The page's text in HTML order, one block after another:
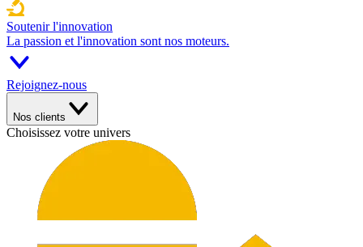
Soutenir l'innovation
La passion et l'innovation sont nos moteurs.
Rejoignez-nous
Nos clients
Choisissez votre univers